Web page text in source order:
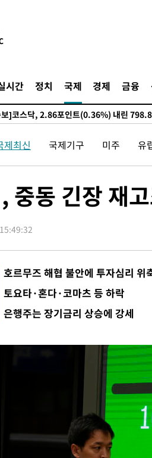
시간 정치 국제 경제 금융
경찰·노동부, HL만도 평택사업장 끼임 사
고 37도 찜통더위…곳곳 소나기·강원 많은
자배구 이재영·이다영 자매, 아제르바이잔
]코스닥, 2.86포인트(0.36%) 내린
보]원·달러 환율, 7.7원 내린 1416.1원 마감
] 노원서 40.1도 관측…서울, 2018년 이
들도 주목한 韓축구 파문…"국민적 공분에
]규제합리화위원회 부위원장에 김태유 서
]국힘 윤리위, '돌려차기 발언' 진종오·서
보] 7월 중국 수출 23.9%↑ 수입 27.5%↑…
]'채상병 순직 책임' 임성근, 항소심도 징역 3
]종합특검, '관저이전 봐주기 감사' 유병호
콩고 에볼라환자 4천명 돌파, 4053명 발생
전국적 살모네라 식중독 원인은 멕시코산
]경찰·노동부, HL만도 평택사업장 끼임
최고 37도 찜통더위…곳곳 소나기·강원 많
하이닉스, 용인·청주 팹에 54조 투자…"AI
자배구 이재영·이다영 자매, 아제르바이잔
국인 심판 성 접대 7경기 들여다보니…한국
보]코스닥, 2.86포인트(0.36%) 내린
제최신 국제기구 미주 유
중동 긴장 재
호르무즈 해협 불안에 투자심리 위
토요타·혼다·코마츠 등 하락
은행주는 장기금리 상승에 강세